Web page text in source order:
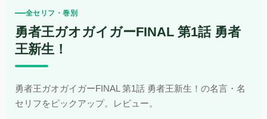
全セリフ・巻別
勇者王ガオガイガーFINAL 第1話 勇者
王新生！
勇者王ガオガイガーFINAL 第1話 勇者王新生！の名言・名
セリフをピックアップ。レビュー。